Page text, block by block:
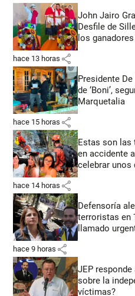
John Jairo
Desfile de
los ganadores
hace 13 horas share
Presidente
de ‘Boni’,
Marquetalia
hace 15 horas share
Estas son las
en accidente
celebrar unos
hace 14 horas share
Defensoría
terroristas en
llamado
hace 9 horas share
JEP
sobre la
víctimas?